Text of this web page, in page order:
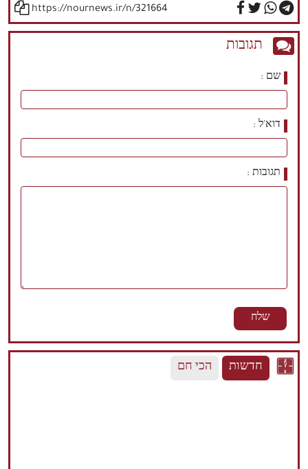
https://nournews.ir/n/321664
תגובות
שם
דוא'ל
תגובות
חדשות הכי חם